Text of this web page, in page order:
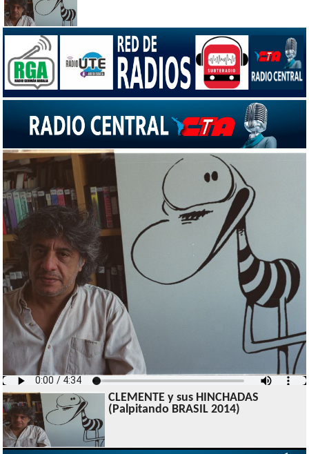
CLEMENTE y sus HINCHADAS
(Palpitando BRASIL 2014)